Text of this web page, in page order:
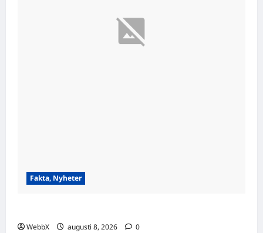
Fakta, Nyheter
WebbX augusti 8, 2026 0